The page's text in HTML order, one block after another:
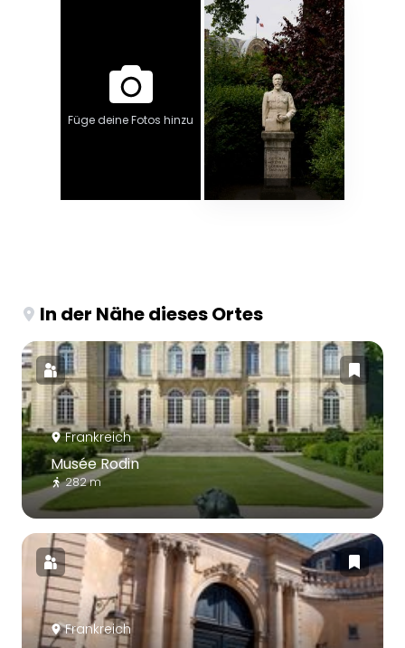
Füge deine Fotos hinzu
In der Nähe dieses Ortes
Frankreich
Musée Rodin
282 m
Frankreich